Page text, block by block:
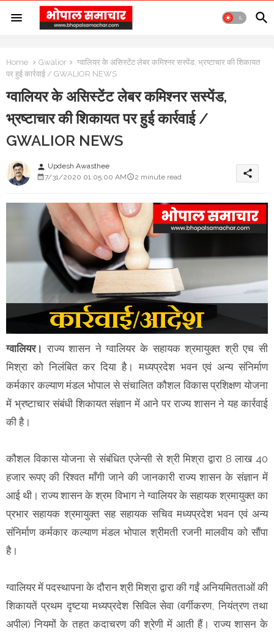
Home Gwalior
ग्वालियर के असिस्टेंट लेबर कमिश्नर सस्पेंड, भ्रष्टाचार की शिकायत
पर हुई कार्रवाई / GWALIOR NEWS
ग्वालियर के असिस्टेंट लेबर कमिश्नर सस्पेंड,
भ्रष्टाचार की शिकायत पर हुई कार्रवाई /
GWALIOR NEWS
person Updesh Awasthee
7/31/2020 01:05:00 AM
2 minute read share
ग्वालियर। राज्य शासन ने ग्वालियर के सहायक श्रमायुक्त श्री एच सी
मिश्रा को निलंबित कर दिया है। मध्यप्रदेश भवन एवं अन्य संनिर्माण
कर्मकार कल्याण मंडल भोपाल से संचालित कौशल विकास प्रशिक्षण योजना
में भ्रष्टाचार संबंधी शिकायत संज्ञान में आने पर राज्य शासन ने यह कार्रवाई
की है।
कौशल विकास योजना से संबंधित एजेन्सी से श्री मिश्रा द्वारा 8 लाख 40
हजार रूपए की रिश्वत माँगी जाने की जानकारी राज्य शासन के संज्ञान में
आई थी। राज्य शासन के श्रम विभाग ने ग्वालियर के सहायक श्रमायुक्त का
प्रभार सहायक श्रमायुक्त सह सहायक सचिव मध्यप्रदेश भवन एवं अन्य
संनिर्माण कर्मकार कल्याण मंडल भोपाल श्रीमती रजनी मालवीय को सौंपा
है।
ग्वालियर में पदस्थापना के दौरान श्री मिश्रा द्वारा की गईं अनियमितताओं की
शिकायतें प्रथम दृष्टया मध्यप्रदेश सिविल सेवा (वर्गीकरण, नियंत्रण तथा
अपील) नियमों के तहत कदाचरण की श्रेणी में आती हैं। राज्य शासन के